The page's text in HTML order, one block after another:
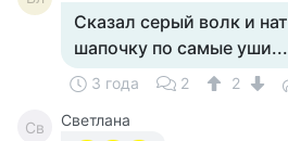
Сказал серый волк и
шапочку по самые уши...
3 года 2 2
Св
Светлана